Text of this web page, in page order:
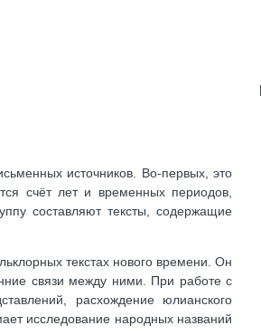
источников. Во-первых, это
счёт лет и временных периодов,
составляют тексты, содержащие
текстах нового времени. Он
связи между ними. При работе с
расхождение юлианского
исследование народных названий